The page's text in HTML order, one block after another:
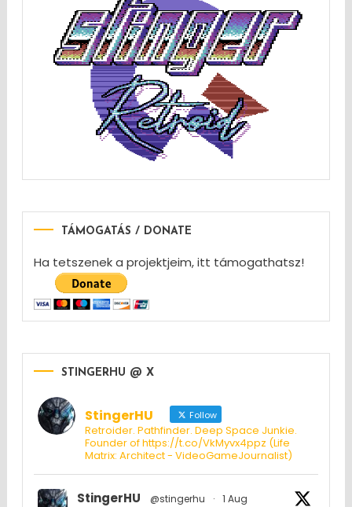
TÁMOGATÁS / DONATE
Ha tetszenek a projektjeim, itt támogathatsz!
STINGERHU @ X
StingerHU Follow
Retroider. Pathfinder. Deep Space Junkie.
Founder of https://t.co/VkMyvx4ppz (Life
Matrix: Architect - VideoGameJournalist)
StingerHU @stingerhu · 1 Aug